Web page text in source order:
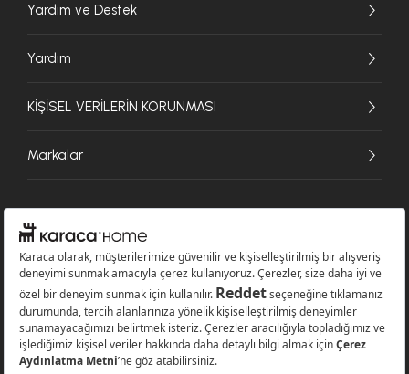
Yardım ve Destek
Yardım
KİŞİSEL VERİLERİN KORUNMASI
Markalar
© 2026 Karaca Home Collection Tekstil Sanayi ve Ticaret A.Ş. - Tüm hakları
saklıdır.